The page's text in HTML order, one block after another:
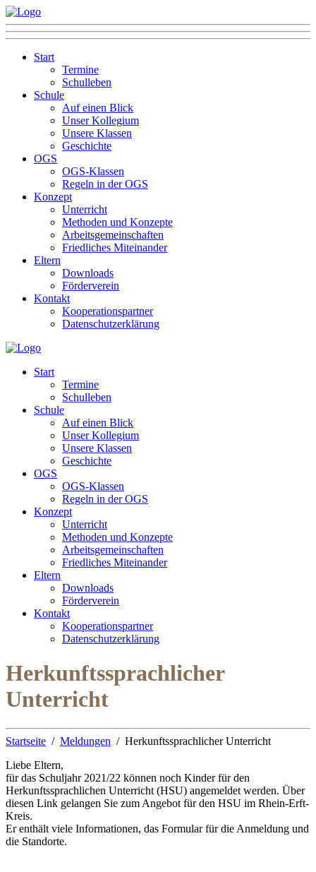
Start
Termine
Schulleben
Schule
Auf einen Blick
Unser Kollegium
Unsere Klassen
Geschichte
OGS
OGS-Klassen
Regeln in der OGS
Konzept
Unterricht
Methoden und Konzepte
Arbeitsgemeinschaften
Friedliches Miteinander
Eltern
Downloads
Förderverein
Kontakt
Kooperationspartner
Datenschutzerklärung
Start
Termine
Schulleben
Schule
Auf einen Blick
Unser Kollegium
Unsere Klassen
Geschichte
OGS
OGS-Klassen
Regeln in der OGS
Konzept
Unterricht
Methoden und Konzepte
Arbeitsgemeinschaften
Friedliches Miteinander
Eltern
Downloads
Förderverein
Kontakt
Kooperationspartner
Datenschutzerklärung
Herkunftssprachlicher
Unterricht
Startseite Meldungen
Herkunftssprachlicher Unterricht
Liebe Eltern,
für das Schuljahr 2021/22 können noch Kinder für den
Herkunftssprachlichen Unterricht (HSU) angemeldet werden. Über
diesen Link gelangen Sie zum Angebot für den HSU im Rhein-Erft-
Kreis.
Er enthält viele Informationen, das Formular für die Anmeldung und
die Standorte.